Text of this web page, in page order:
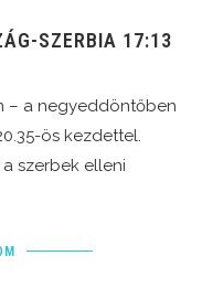
SZERBIA 17:13
– a negyeddöntőben
ös kezdettel.
szerbek elleni